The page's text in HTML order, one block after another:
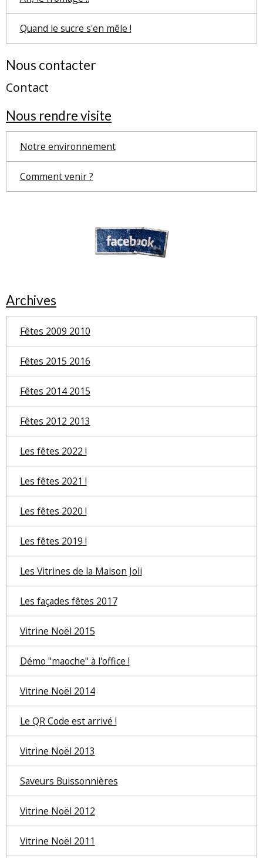
Quand le sucre s'en mêle !
Nous contacter
Contact
Nous rendre visite
Notre environnement
Comment venir ?
Archives
Fêtes 2009 2010
Fêtes 2015 2016
Fêtes 2014 2015
Fêtes 2012 2013
Les fêtes 2022 !
Les fêtes 2021 !
Les fêtes 2020 !
Les fêtes 2019 !
Les Vitrines de la Maison Joli
Les façades fêtes 2017
Vitrine Noël 2015
Démo "maoche" à l'office !
Vitrine Noël 2014
Le QR Code est arrivé !
Vitrine Noël 2013
Saveurs Buissonnières
Vitrine Noël 2012
Vitrine Noël 2011